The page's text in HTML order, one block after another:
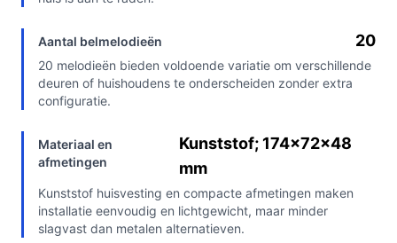
Aantal belmelodieën 20
20 melodieën bieden voldoende variatie om verschillende
deuren of huishoudens te onderscheiden zonder extra
configuratie.
Materiaal en
afmetingen
Kunststof; 174×72×48
mm
Kunststof huisvesting en compacte afmetingen maken
installatie eenvoudig en lichtgewicht, maar minder
slagvast dan metalen alternatieven.